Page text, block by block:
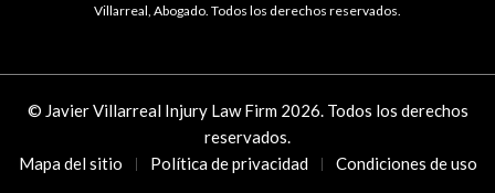
Villarreal, Abogado. Todos los derechos reservados.
© Javier Villarreal Injury Law Firm 2026. Todos los derechos
reservados.
Mapa del sitio
Política de privacidad Condiciones de uso